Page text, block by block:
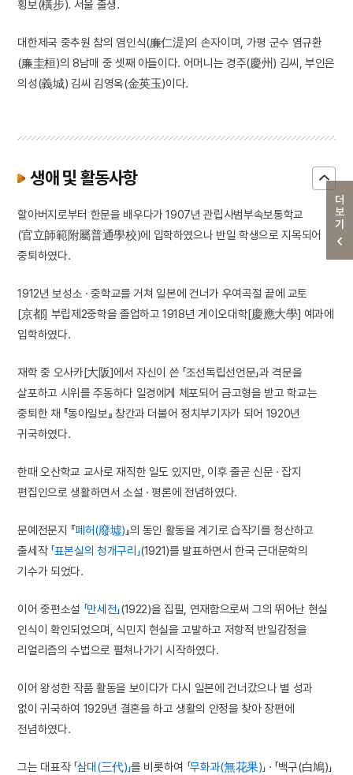
더보기
횡보(橫步). 서울 출생.
대한제국 중추원 참의 염인식(廉仁湜)의 손자이며, 가평 군수 염규환
(廉圭桓)의 8남매 중 셋째 아들이다. 어머니는 경주(慶州) 김씨, 부인은
의성(義城) 김씨 김영옥(金英玉)이다.
생애 및 활동사항
할아버지로부터 한문을 배우다가 1907년 관립사범부속보통학교
(官立師範附屬普通學校)에 입학하였으나 반일 학생으로 지목되어
중퇴하였다.
1912년 보성소 · 중학교를 거쳐 일본에 건너가 우여곡절 끝에 교토
[京都] 부립제2중학을 졸업하고 1918년 게이오대학[慶應大學] 예과에
입학하였다.
재학 중 오사카[大阪]에서 자신이 쓴 「조선독립선언문」과 격문을
살포하고 시위를 주동하다 일경에게 체포되어 금고형을 받고 학교는
중퇴한 채 『동아일보』 창간과 더불어 정치부기자가 되어 1920년
귀국하였다.
한때 오산학교 교사로 재직한 일도 있지만, 이후 줄곧 신문 · 잡지
편집인으로 생활하면서 소설 · 평론에 전념하였다.
문예전문지 『폐허(廢墟)』의 동인 활동을 계기로 습작기를 청산하고
출세작 「표본실의 청개구리」(1921)를 발표하면서 한국 근대문학의
기수가 되었다.
이어 중편소설 「만세전」(1922)을 집필, 연재함으로써 그의 뛰어난 현실
인식이 확인되었으며, 식민지 현실을 고발하고 저항적 반일감정을
리얼리즘의 수법으로 펼쳐나가기 시작하였다.
이어 왕성한 작품 활동을 보이다가 다시 일본에 건너갔으나 별 성과
없이 귀국하여 1929년 결혼을 하고 생활의 안정을 찾아 장편에
전념하였다.
그는 대표작 「삼대(三代)」를 비롯하여 「무화과(無花果)」 · 「백구(白鳩)」